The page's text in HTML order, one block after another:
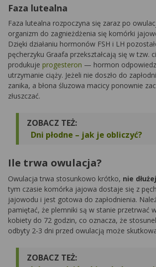
Faza lutealna
Faza lutealna rozpoczyna się zaraz po
organizm do zagnieżdżenia się komórki
Dzięki działaniu hormonów FSH i LH
pęcherzyku Graafa przekształcają się w tzw.
produkuje progesteron — hormon
utrzymanie ciąży. Jeżeli nie doszło do
zanika, a błona śluzowa macicy ponownie
złuszczać.
ZOBACZ TEŻ:
Dni płodne – jak je obliczyć?
Ile trwa owulacja?
Owulacja trwa stosunkowo krótko, nie
tym czasie komórka jajowa dostaje się z
jajowodu i jest gotowa do zapłodnienia.
pamiętać, że plemniki są w stanie przetrwać
kobiety do 72 godzin, co oznacza, że
odbyty 2-3 dni przed owulacją może
ZOBACZ TEŻ: